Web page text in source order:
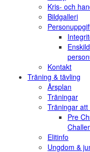
Kris- och
Bildgalleri
Kontakt
Träning & tävling
Årsplan
Träningar
Träningar
Pre
Elitinfo
Ungdom &